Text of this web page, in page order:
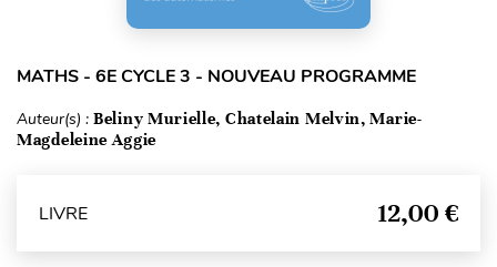
MATHS - 6E CYCLE 3 - NOUVEAU PROGRAMME
Auteur(s) : Beliny Murielle, Chatelain Melvin, Marie-
Magdeleine Aggie
LIVRE 12,00 €